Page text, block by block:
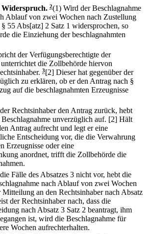
2(1) Wird der Beschlagnahme
Ablauf von zwei Wochen nach Zustellung
55 Abs[atz] 2 Satz 1 widersprochen, so
die Einziehung der beschlagnahmten
der Verfügungsberechtigte der
die Zollbehörde hiervon
3[2] Dieser hat gegenüber der
zu erklären, ob er den Antrag nach §
auf die beschlagnahmten Erzeugnisse
Rechtsinhaber den Antrag zurück, hebt
unverzüglich auf. [2] Hält
Antrag aufrecht und legt er eine
Entscheidung vor, die die Verwahrung
Erzeugnisse oder eine
anordnet, trifft die Zollbehörde die
Fälle des Absatzes 3 nicht vor, hebt die
nach Ablauf von zwei Wochen
an den Rechtsinhaber nach Absatz
der Rechtsinhaber nach, dass die
nach Absatz 3 Satz 2 beantragt, ihm
ist, wird die Beschlagnahme für
Wochen aufrechterhalten.